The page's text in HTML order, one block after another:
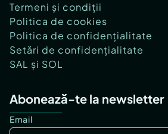
Termeni și condiții
Politica de cookies
Politica de confidențialitate
Setări de confidențialitate
SAL și SOL
Abonează-te la newsletter
Email